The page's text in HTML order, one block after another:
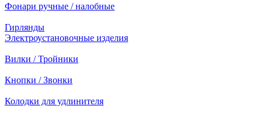
Фонари ручные / налобные
Гирлянды
Электроустановочные изделия
Вилки / Тройники
Кнопки / Звонки
Колодки для удлинителя